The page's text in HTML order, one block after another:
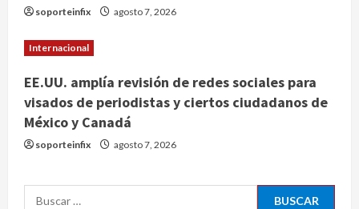
soporteinfix agosto 7, 2026
Internacional
EE.UU. amplía revisión de redes sociales para
visados de periodistas y ciertos ciudadanos de
México y Canadá
soporteinfix agosto 7, 2026
Buscar:
Investiga Cofepris posible vínculo
Ángela Buitrago señala videos
ocultados en el caso Ayotzinapa